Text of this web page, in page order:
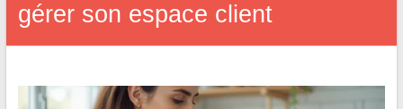
gérer son espace client